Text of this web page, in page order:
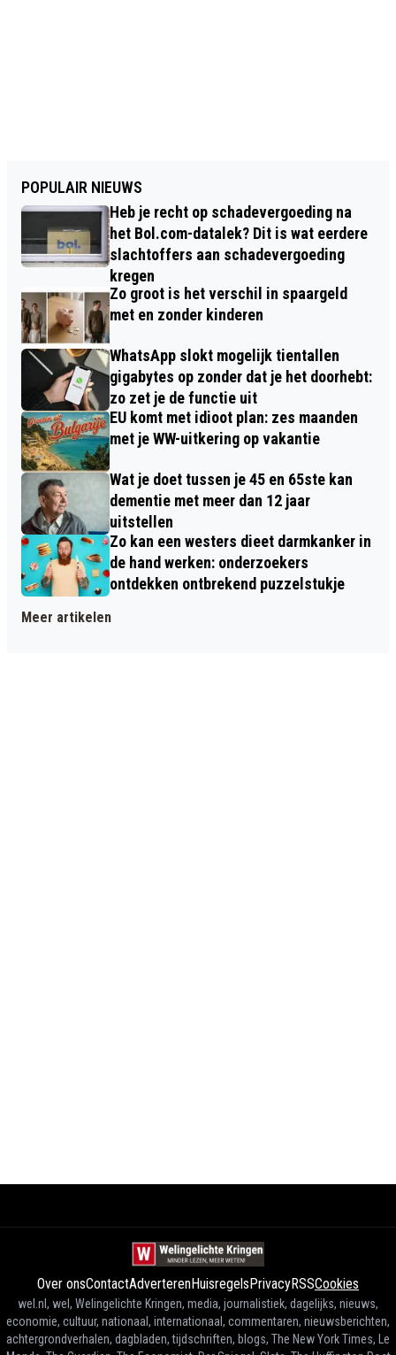
POPULAIR NIEUWS
Heb je recht op schadevergoeding na
het Bol.com-datalek? Dit is wat eerdere
slachtoffers aan schadevergoeding
kregen
Zo groot is het verschil in spaargeld
met en zonder kinderen
WhatsApp slokt mogelijk tientallen
gigabytes op zonder dat je het doorhebt:
zo zet je de functie uit
EU komt met idioot plan: zes maanden
met je WW-uitkering op vakantie
Wat je doet tussen je 45 en 65ste kan
dementie met meer dan 12 jaar
uitstellen
Zo kan een westers dieet darmkanker in
de hand werken: onderzoekers
ontdekken ontbrekend puzzelstukje
Meer artikelen
Over onsContactAdverterenHuisregelsPrivacyRSSCookies
wel.nl, wel, Welingelichte Kringen, media, journalistiek, dagelijks, nieuws,
economie, cultuur, nationaal, internationaal, commentaren, nieuwsberichten,
achtergrondverhalen, dagbladen, tijdschriften, blogs, The New York Times, Le